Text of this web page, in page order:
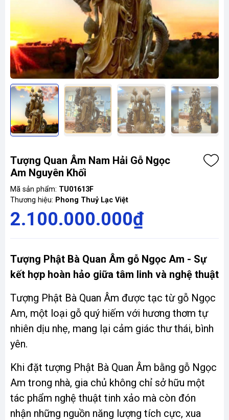
Tượng Quan Âm Nam Hải Gỗ Ngọc
Am Nguyên Khối
Mã sản phẩm: TU01613F
Thương hiệu: Phong Thuỷ Lạc Việt
2.100.000.000₫
Tượng Phật Bà Quan Âm gỗ Ngọc Am - Sự
kết hợp hoàn hảo giữa tâm linh và nghệ thuật
Tượng Phật Bà Quan Âm được tạc từ gỗ Ngọc
Am, một loại gỗ quý hiếm với hương thơm tự
nhiên dịu nhẹ, mang lại cảm giác thư thái, bình
yên.
Khi đặt tượng Phật Bà Quan Âm bằng gỗ Ngọc
Am trong nhà, gia chủ không chỉ sở hữu một
tác phẩm nghệ thuật tinh xảo mà còn đón
nhận những nguồn năng lượng tích cực, xua